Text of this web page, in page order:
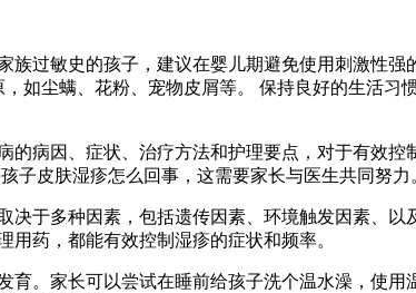
过敏史的孩子，建议在婴儿期避免使用刺激性
如尘螨、花粉、宠物皮屑等。 保持良好的生活习
病因、症状、治疗方法和护理要点，对于有效
子皮肤湿疹怎么回事，这需要家长与医生共同努力
于多种因素，包括遗传因素、环境触发因素、
药，都能有效控制湿疹的症状和频率。
。家长可以尝试在睡前给孩子洗个温水澡，使